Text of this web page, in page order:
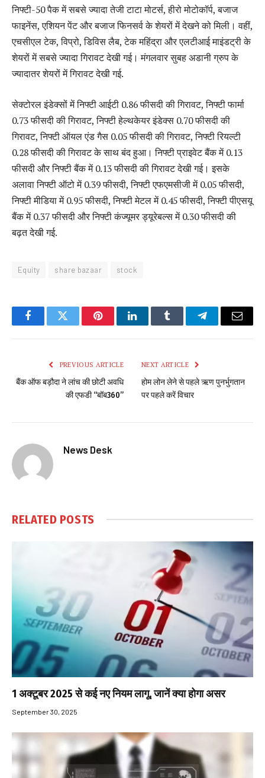
निफ्टी-50 पैक में सबसे ज्यादा तेजी टाटा मोटर्स, हीरो मोटोकॉर्प, बजाज
फाइनेंस, एशियन पेंट और बजाज फिनसर्व के शेयरों में देखने को मिली। वहीं,
एचसीएल टेक, विप्रो, डिविस लैब, टेक महिंद्रा और एलटीआई माइंडट्री के
शेयरों में सबसे ज्यादा गिरावट देखी गई। मंगलवार सुबह अडानी ग्रुप के
ज्यादातर शेयरों में गिरावट देखी गई.
सेक्टोरल इंडेक्सों में निफ्टी आईटी 0.86 फीसदी की गिरावट, निफ्टी फार्मा
0.73 फीसदी की गिरावट, निफ्टी हेल्थकेयर इंडेक्स 0.70 फीसदी की
गिरावट, निफ्टी ऑयल एंड गैस 0.05 फीसदी की गिरावट, निफ्टी रियल्टी
0.28 फीसदी की गिरावट के साथ बंद हुआ। निफ्टी प्राइवेट बैंक में 0.13
फीसदी और निफ्टी बैंक में 0.13 फीसदी की गिरावट देखी गई। इसके
अलावा निफ्टी ऑटो में 0.39 फीसदी, निफ्टी एफएमसीजी में 0.05 फीसदी,
निफ्टी मीडिया में 0.95 फीसदी, निफ्टी मेटल में 0.45 फीसदी, निफ्टी पीएसयू
बैंक में 0.37 फीसदी और निफ्टी कंज्यूमर ड्यूरेबल्स में 0.30 फीसदी की
बढ़त देखी गई.
Equity share bazaar stock
FacebookTwitter PinterestLinkedInTumblr TelegramEmail
PREVIOUS ARTICLE
बैंक ऑफ बड़ौदा ने लांच की छोटी अवधि
की एफडी “बॉब360”
NEXT ARTICLE
होम लोन लेने से पहले ऋण पुनर्भुगतान
पर पहले करें विचार
News Desk
RELATED POSTS
1 अक्टूबर 2025 से कई नए नियम लागू, जानें क्या होगा असर
September 30, 2025